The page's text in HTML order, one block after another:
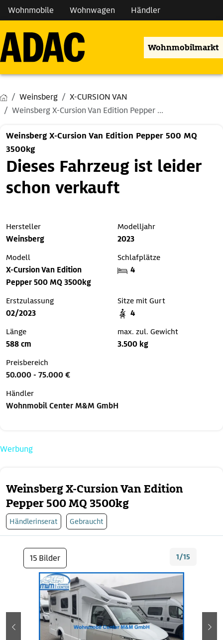
Wohnmobile Wohnwagen Händler
Wohnmobilmarkt
Weinsberg
X-CURSION VAN
Weinsberg X-Cursion Van Edition Pepper ...
Weinsberg X-Cursion Van Edition
Pepper 500 MQ 3500kg
Händlerinserat Gebraucht
15 Bilder 1/15
zurück
Weinsberg X-Cursion Van Edition Pepper 500 MQ
3500kg
Dieses Fahrzeug ist leider
schon verkauft
Hersteller
Weinsberg
Modelljahr
2023
Modell
X-Cursion Van Edition
Pepper 500 MQ 3500kg
Schlafplätze
4
Erstzulassung
02/2023
Sitze mit Gurt
4
Länge
588 cm
max. zul. Gewicht
3.500 kg
Preisbereich
50.000 - 75.000 €
Händler
Wohnmobil Center M&M GmbH
Werbung